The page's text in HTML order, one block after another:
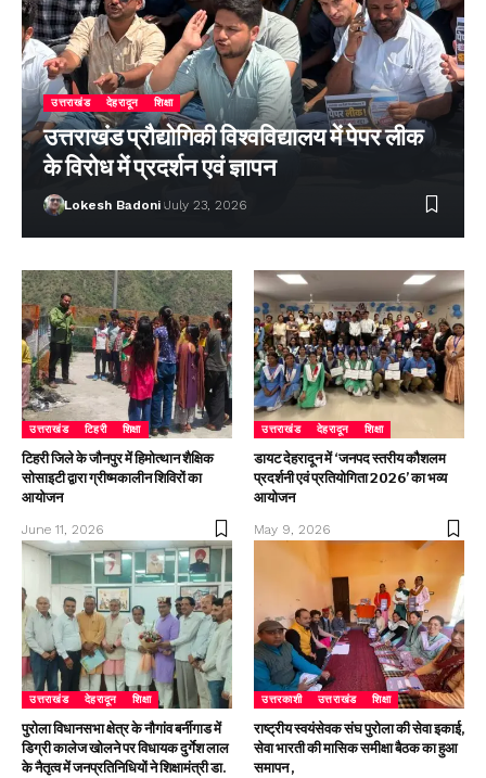
उत्तराखंड देहरादून शिक्षा
उत्तराखंड प्रौद्योगिकी विश्वविद्यालय में पेपर लीक
के विरोध में प्रदर्शन एवं ज्ञापन
Lokesh Badoni July 23, 2026
उत्तराखंड टिहरी शिक्षा
टिहरी जिले के जौनपुर में हिमोत्थान शैक्षिक
सोसाइटी द्वारा ग्रीष्मकालीन शिविरों का
आयोजन
June 11, 2026
उत्तराखंड देहरादून शिक्षा
डायट देहरादून में ‘जनपद स्तरीय कौशलम
प्रदर्शनी एवं प्रतियोगिता 2026’ का भव्य
आयोजन
May 9, 2026
उत्तराखंड देहरादून शिक्षा
पुरोला विधानसभा क्षेत्र के नौगांव बर्नीगाड में
डिग्री कालेज खोलने पर विधायक दुर्गेश लाल
के नैतृत्व में जनप्रतिनिधियों ने शिक्षामंत्री डा.
उत्तरकाशी उत्तराखंड शिक्षा
राष्ट्रीय स्वयंसेवक संघ पुरोला की सेवा इकाई,
सेवा भारती की मासिक समीक्षा बैठक का हुआ
समापन ,